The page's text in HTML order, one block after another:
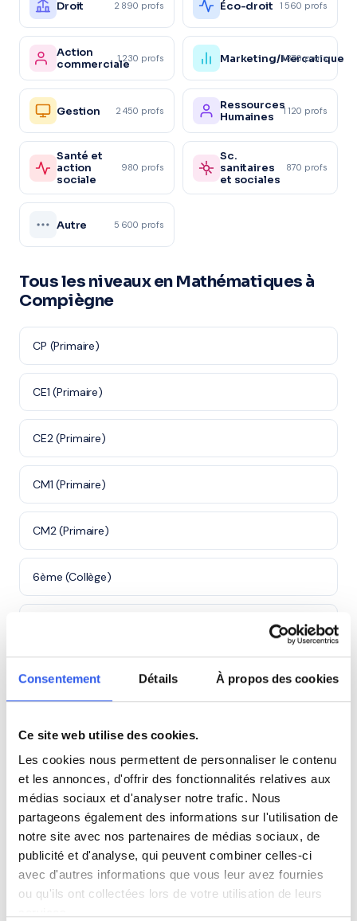
Consentement Détails À propos des cookies
Ce site web utilise des cookies.
Les cookies nous permettent de personnaliser le contenu
et les annonces, d'offrir des fonctionnalités relatives aux
médias sociaux et d'analyser notre trafic. Nous
partageons également des informations sur l'utilisation de
notre site avec nos partenaires de médias sociaux, de
publicité et d'analyse, qui peuvent combiner celles-ci
avec d'autres informations que vous leur avez fournies
ou qu'ils ont collectées lors de votre utilisation de leurs
Droit 2 890 profs Éco-droit 1 560 profs
Action
commerciale1 230 profs Marketing/Mercatique
1 870 profs
Gestion 2 450 profs
Ressources
Humaines
1 120 profs
Santé et
action
sociale
980 profs
Sc.
sanitaires
et sociales
870 profs
Autre 5 600 profs
Tous les niveaux en Mathématiques à
Compiègne
CP (Primaire)
CE1 (Primaire)
CE2 (Primaire)
CM1 (Primaire)
CM2 (Primaire)
6ème (Collège)
Seconde (Lycée)
Terminale (Lycée)
Études supérieures (Supérieur & Adultes)